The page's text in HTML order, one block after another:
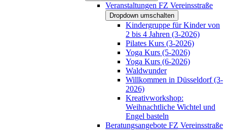
Veranstaltungen FZ Vereinsstraße
Dropdown umschalten
Kindergruppe für Kinder von
2 bis 4 Jahren (3-2026)
Pilates Kurs (3-2026)
Yoga Kurs (5-2026)
Yoga Kurs (6-2026)
Waldwunder
Willkommen in Düsseldorf (3-
2026)
Kreativworkshop:
Weihnachtliche Wichtel und
Engel basteln
Beratungsangebote FZ Vereinsstraße